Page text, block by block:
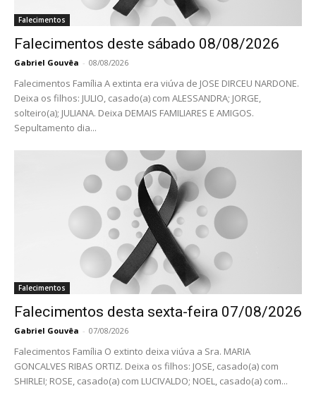
Falecimentos
Falecimentos deste sábado 08/08/2026
Gabriel Gouvêa - 08/08/2026
Falecimentos Família A extinta era viúva de JOSE DIRCEU NARDONE.
Deixa os filhos: JULIO, casado(a) com ALESSANDRA; JORGE,
solteiro(a); JULIANA. Deixa DEMAIS FAMILIARES E AMIGOS.
Sepultamento dia...
Falecimentos
Falecimentos desta sexta-feira 07/08/2026
Gabriel Gouvêa - 07/08/2026
Falecimentos Família O extinto deixa viúva a Sra. MARIA
GONCALVES RIBAS ORTIZ. Deixa os filhos: JOSE, casado(a) com
SHIRLEI; ROSE, casado(a) com LUCIVALDO; NOEL, casado(a) com...